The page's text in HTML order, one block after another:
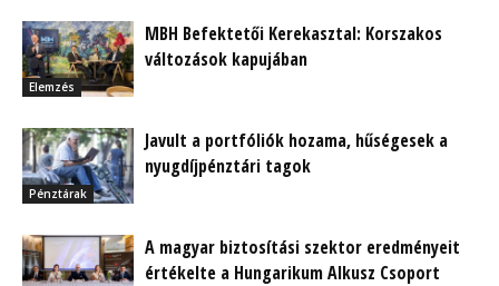
Elemzés
MBH Befektetői Kerekasztal: Korszakos
változások kapujában
Pénztárak
Javult a portfóliók hozama, hűségesek a
nyugdíjpénztári tagok
A magyar biztosítási szektor eredményeit
értékelte a Hungarikum Alkusz Csoport